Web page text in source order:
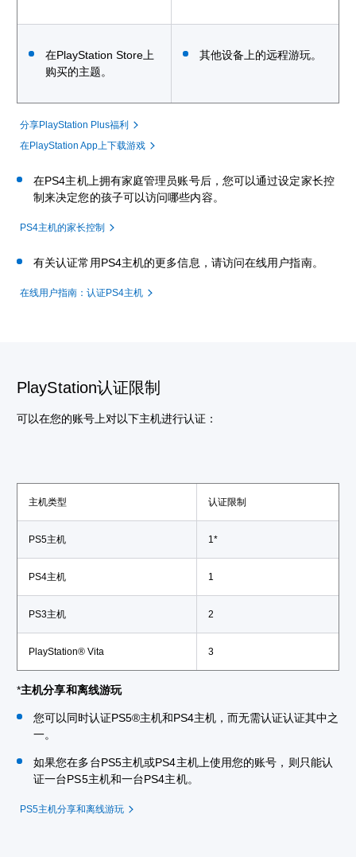
在PlayStation Store上
购买的主题。
其他设备上的远程游玩。
分享PlayStation Plus福利
在PlayStation App上下载游戏
在PS4主机上拥有家庭管理员账号后，您可以通过设定家长控
制来决定您的孩子可以访问哪些内容。
PS4主机的家长控制
有关认证常用PS4主机的更多信息，请访问在线用户指南。
在线用户指南：认证PS4主机
PlayStation认证限制
可以在您的账号上对以下主机进行认证：
主机类型 认证限制
PS5主机 1*
PS4主机 1
PS3主机 2
PlayStation® Vita 3
*主机分享和离线游玩
您可以同时认证PS5®主机和PS4主机，而无需认证认证其中之
一。
如果您在多台PS5主机或PS4主机上使用您的账号，则只能认
证一台PS5主机和一台PS4主机。
PS5主机分享和离线游玩